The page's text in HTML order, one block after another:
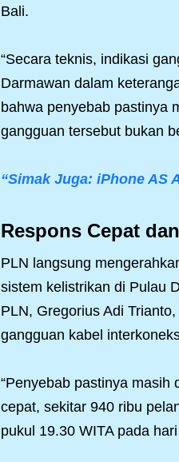
Bali.
“Secara teknis, indikasi
Darmawan dalam
bahwa penyebab pastinya
gangguan tersebut bukan
“Simak Juga: iPhone AS
Respons Cepat
PLN langsung
sistem kelistrikan di Pulau
PLN, Gregorius Adi
gangguan kabel
“Penyebab pastinya masih
cepat, sekitar 940 ribu
pukul 19.30 WITA pada